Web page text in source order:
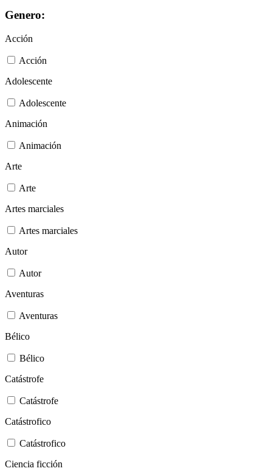
Genero:
Acción
Acción
Adolescente
Adolescente
Animación
Animación
Arte
Arte
Artes marciales
Artes marciales
Autor
Autor
Aventuras
Aventuras
Bélico
Bélico
Catástrofe
Catástrofe
Catástrofico
Catástrofico
Ciencia ficción